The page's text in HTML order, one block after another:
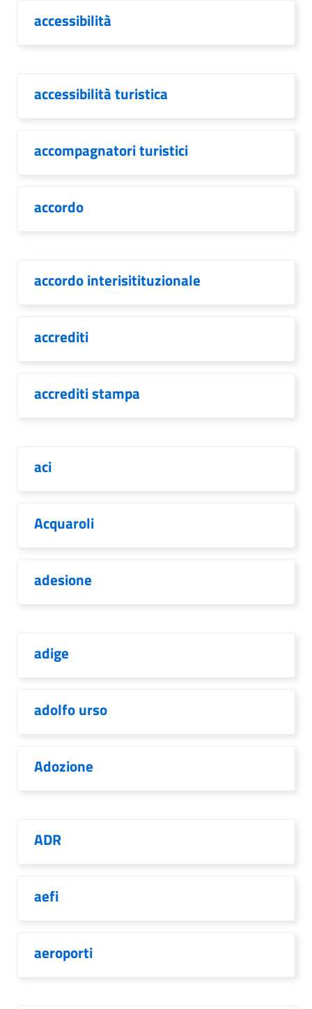
accessibilità
accessibilità turistica
accompagnatori turistici
accordo
accordo interisitituzionale
accrediti
accrediti stampa
aci
Acquaroli
adesione
adige
adolfo urso
Adozione
ADR
aefi
aeroporti